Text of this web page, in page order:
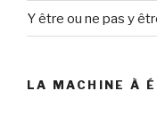
Y être ou ne pas y
LA MACHINE À